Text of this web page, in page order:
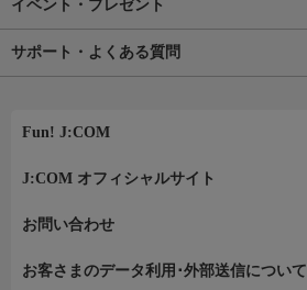
イベント・プレゼント
サポート・よくある質問
Fun! J:COM
J:COM オフィシャルサイト
お問い合わせ
お客さまのデータ利用･外部送信について